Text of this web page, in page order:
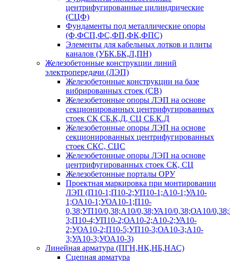
центрифугированные цилиндрические
(СЦФ)
Фундаменты под металлические опоры
(Ф,ФСП,ФС,ФП,ФК,ФПС)
Элементы для кабельных лотков и плиты
каналов (УБК.БК,Л,ПН)
Железобетонные конструкции линий
электропередачи (ЛЭП)
Железобетонные конструкции на базе
вибрированных стоек (СВ)
Железобетонные опоры ЛЭП на основе
секционированных центрифугированных
стоек СК СБ.К,Д, СЦ СБ.К.Д
Железобетонные опоры ЛЭП на основе
секционированных центрифугированных
стоек СКС, СЦС
Железобетонные опоры ЛЭП на основе
центрифугированных стоек СК, СЦ
Железобетонные порталы ОРУ
Проектная маркировка при монтировании
ЛЭП (П10-1;П10-2;УП10-1;А10-1;УА10-
1;ОА10-1;УОА10-1;П10-
0,38;УП10/0,38;А10/0,38;УА10/0,38;ОА10/
3;П10-4;УП10-2;ОА10-2;А10-2;УА10-
2;УОА10-2;П10-5;УП10-3;ОА10-3;А10-
3;УА10-3;УОА10-3)
Линейная арматура (ПГН,НК,НБ,НАС)
Сцепная арматура